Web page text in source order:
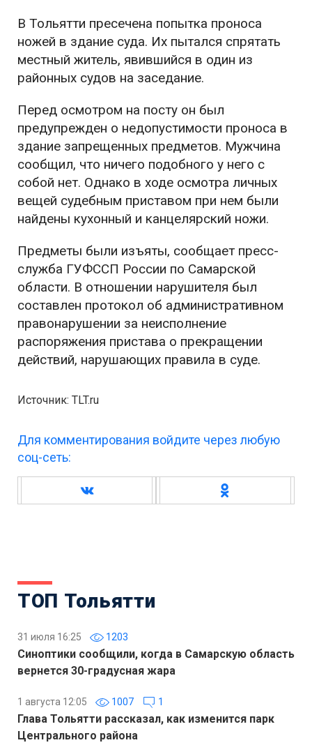
В Тольятти пресечена попытка проноса
ножей в здание суда. Их пытался спрятать
местный житель, явившийся в один из
районных судов на заседание.
Перед осмотром на посту он был
предупрежден о недопустимости проноса в
здание запрещенных предметов. Мужчина
сообщил, что ничего подобного у него с
собой нет. Однако в ходе осмотра личных
вещей судебным приставом при нем были
найдены кухонный и канцелярский ножи.
Предметы были изъяты, сообщает пресс-
служба ГУФССП России по Самарской
области. В отношении нарушителя был
составлен протокол об административном
правонарушении за неисполнение
распоряжения пристава о прекращении
действий, нарушающих правила в суде.
Источник: TLT.ru
Для комментирования войдите через любую
соц-сеть:
ТОП Тольятти
31 июля 16:25 1203
Синоптики сообщили, когда в Самарскую область
вернется 30-градусная жара
1 августа 12:05 1007 1
Глава Тольятти рассказал, как изменится парк
Центрального района